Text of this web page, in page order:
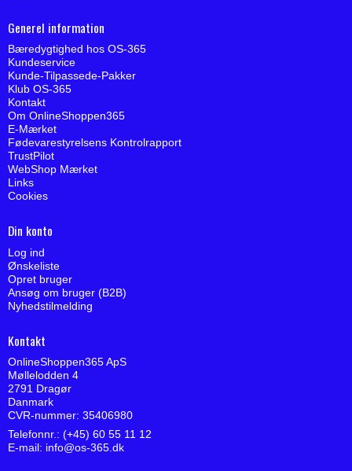
Generel information
Bæredygtighed hos OS-365
Kundeservice
Kunde-Tilpassede-Pakker
Klub OS-365
Kontakt
Om OnlineShoppen365
E-Mærket
Fødevarestyrelsens Kontrolrapport
TrustPilot
WebShop Mærket
Links
Cookies
Din konto
Log ind
Ønskeliste
Opret bruger
Ansøg om bruger (B2B)
Nyhedstilmelding
Kontakt
OnlineShoppen365 ApS
Møllelodden 4
2791 Dragør
Danmark
CVR-nummer: 35406980
Telefonnr.: (+45) 60 55 11 12
E-mail: info@os-365.dk